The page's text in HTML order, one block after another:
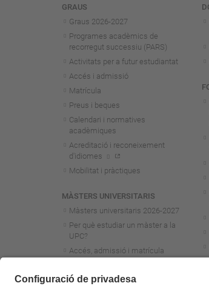
Navegació
GRAUS
Graus 2026-2027
Programes acadèmics de
recorregut successiu (PARS)
Activitats per a futur estudiantat
Accés i admissió
Matrícula
Preus i beques
Calendari i normatives
acadèmiques
Acreditació i reconeixement
d'idiomes
Mobilitat i pràctiques
MÀSTERS UNIVERSITARIS
Màsters universitaris 2026-2027
Per què estudiar un màster a la
UPC?
Accés, admissió i matrícula
Calendari i normatives